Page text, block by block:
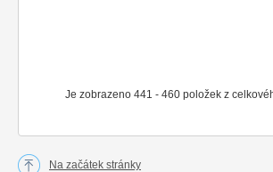
Je zobrazeno 441 - 460 položek z
Na začátek stránky